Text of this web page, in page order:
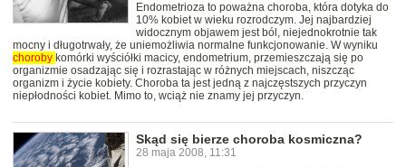
Endometrioza to poważna choroba, która dotyka do
10% kobiet w wieku rozrodczym. Jej najbardziej
widocznym objawem jest ból, niejednokrotnie tak
mocny i długotrwały, że uniemożliwia normalne funkcjonowanie. W wyniku
choroby komórki wyściółki macicy, endometrium, przemieszczają się po
organizmie osadzając się i rozrastając w różnych miejscach, niszcząc
organizm i życie kobiety. Choroba ta jest jedną z najczęstszych przyczyn
niepłodności kobiet. Mimo to, wciąż nie znamy jej przyczyn.
Skąd się bierze choroba kosmiczna?
28 maja 2008, 11:31